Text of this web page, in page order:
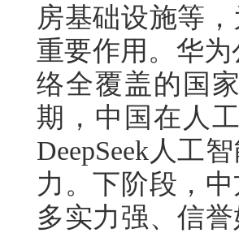
房基础设施等
重要作用。华
络全覆盖的国
期，中国在人
DeepSeek人工
力。下阶段，
多实力强、信